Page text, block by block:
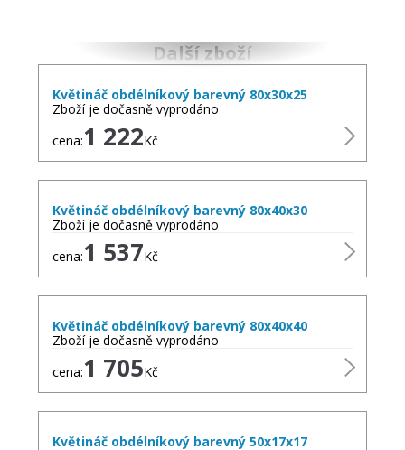
Další zboží
Květináč obdélníkový barevný 80x30x25
Zboží je dočasně vyprodáno
cena:1 222Kč
Květináč obdélníkový barevný 80x40x30
Zboží je dočasně vyprodáno
cena:1 537Kč
Květináč obdélníkový barevný 80x40x40
Zboží je dočasně vyprodáno
cena:1 705Kč
Květináč obdélníkový barevný 50x17x17